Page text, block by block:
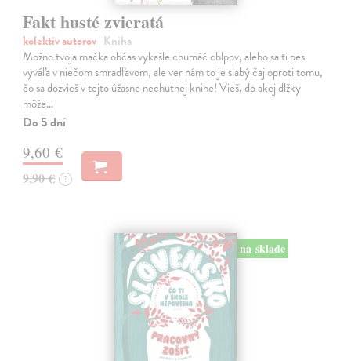
Fakt husté zvieratá
kolektív autorov| Kniha
Možno tvoja mačka občas vykašle chumáč chlpov, alebo sa ti pes
vyváľa v niečom smradľavom, ale ver nám to je slabý čaj oproti tomu,
čo sa dozvieš v tejto úžasne nechutnej knihe! Vieš, do akej dlžky
môže…
Do 5 dní
9,60 €
9,90 € ?
na sklade